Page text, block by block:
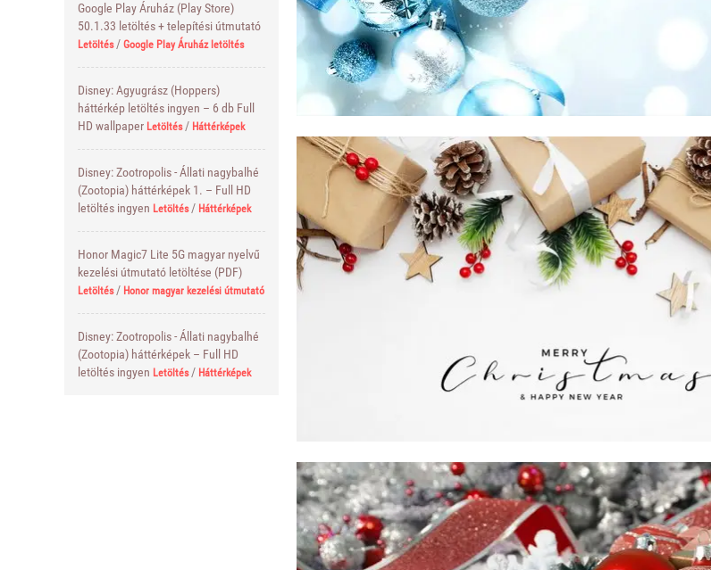
Google Play Áruház (Play Store)
50.1.33 letöltés + telepítési útmutató
Letöltés/ Google Play Áruház letöltés
Disney: Agyugrász (Hoppers)
háttérkép letöltés ingyen – 6 db Full
HD wallpaper Letöltés/ Háttérképek
Disney: Zootropolis - Állati nagybalhé
(Zootopia) háttérképek 1. – Full HD
letöltés ingyen Letöltés/ Háttérképek
Honor Magic7 Lite 5G magyar nyelvű
kezelési útmutató letöltése (PDF)
Letöltés/ Honor magyar kezelési útmutató
Disney: Zootropolis - Állati nagybalhé
(Zootopia) háttérképek – Full HD
letöltés ingyen Letöltés/ Háttérképek